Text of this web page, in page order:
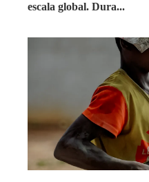
escala global. Dura...